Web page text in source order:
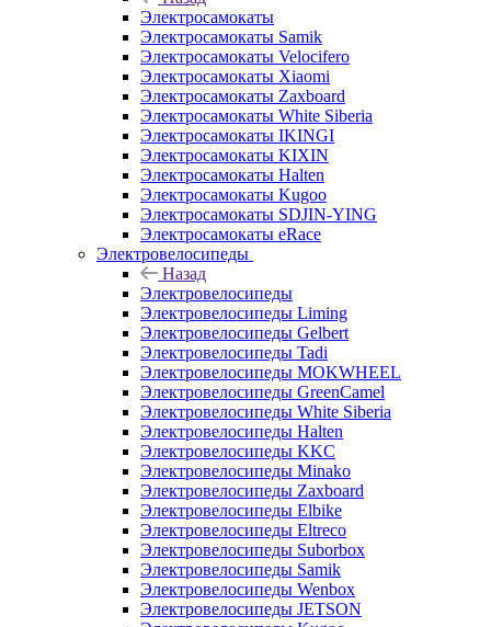
Электросамокаты
Электросамокаты Samik
Электросамокаты Velocifero
Электросамокаты Xiaomi
Электросамокаты Zaxboard
Электросамокаты White Siberia
Электросамокаты IKINGI
Электросамокаты KIXIN
Электросамокаты Halten
Электросамокаты Kugoo
Электросамокаты SDJIN-YING
Электросамокаты eRace
Электровелосипеды
Назад
Электровелосипеды
Электровелосипеды Liming
Электровелосипеды Gelbert
Электровелосипеды Tadi
Электровелосипеды MOKWHEEL
Электровелосипеды GreenCamel
Электровелосипеды White Siberia
Электровелосипеды Halten
Электровелосипеды KKC
Электровелосипеды Minako
Электровелосипеды Zaxboard
Электровелосипеды Elbike
Электровелосипеды Eltreco
Электровелосипеды Suborbox
Электровелосипеды Samik
Электровелосипеды Wenbox
Электровелосипеды JETSON